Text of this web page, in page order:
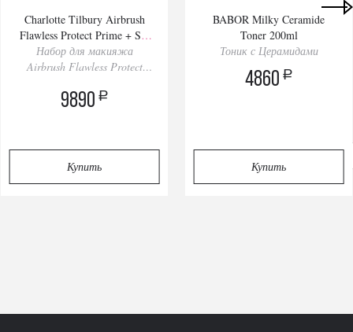
Charlotte Tilbury Airbrush
Flawless Protect Prime + Set
Kit 30/34ml
Набор для макияжа
Airbrush Flawless Protect
9890 a
Купить
BABOR Milky Ceramide
Toner 200ml
Тоник с Церамидами
4860 a
Купить